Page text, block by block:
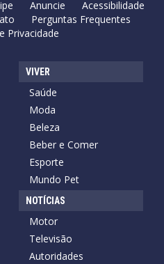
Anuncie
Acessibilidade
Perguntas Frequentes
Privacidade
VIVER
Saúde
Moda
Beleza
Beber e Comer
Esporte
Mundo Pet
NOTÍCIAS
Motor
Televisão
Autoridades